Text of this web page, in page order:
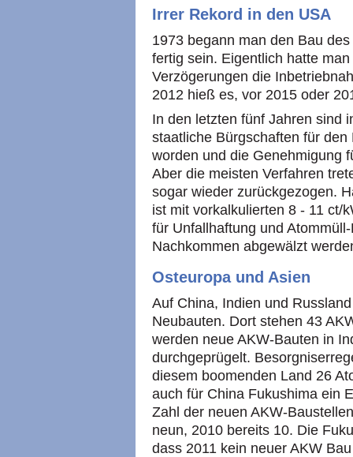
Irrer Rekord in den USA
1973 begann man den Bau
fertig sein. Eigentlich hatte
Verzögerungen die
2012 hieß es, vor 2015 oder
In den letzten fünf Jahren sind
staatliche Bürgschaften für
worden und die Genehmigung
Aber die meisten Verfahren
sogar wieder zurückgezogen.
ist mit vorkalkulierten 8 - 11 ct/
für Unfallhaftung und
Nachkommen abgewälzt
Osteuropa und Asien
Auf China, Indien und
Neubauten. Dort stehen 43
werden neue AKW-Bauten in
durchgeprügelt.
diesem boomenden Land 26
auch für China Fukushima ein
Zahl der neuen AKW-
neun, 2010 bereits 10. Die
dass 2011 kein neuer AKW